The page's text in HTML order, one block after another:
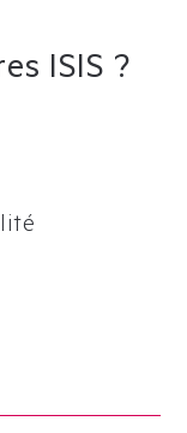
ISIS ?